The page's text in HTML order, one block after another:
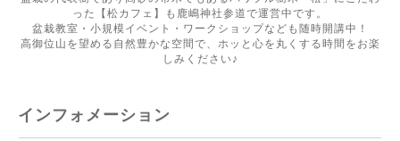
った【松カフェ】も鹿嶋神社参道で運営中です。
盆栽教室・小規模イベント・ワークショップなども随時開講中！
高御位山を望める自然豊かな空間で、ホッと心を丸くする時間をお楽
しみください♪
インフォメーション